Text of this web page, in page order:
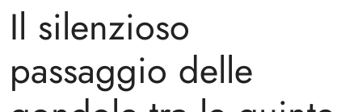
Il silenzioso
passaggio delle